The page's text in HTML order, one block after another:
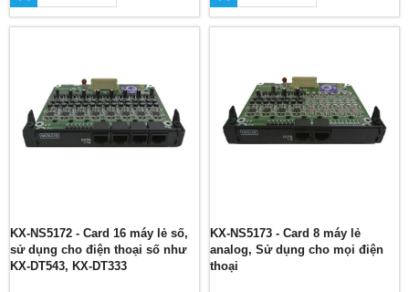
KX-NS5172 - Card 16 máy lẻ số,
sử dụng cho điện thoại số như
KX-DT543, KX-DT333
KX-NS5173 - Card 8 máy lẻ
analog, Sử dụng cho mọi điện
thoại